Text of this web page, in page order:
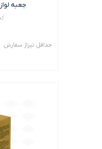
جعبه
کد:
حداقل تیراژ سفارش